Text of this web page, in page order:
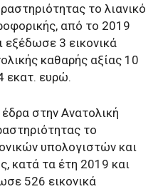
το λιανικό
από το 2019
3 εικονικά
καθαρής αξίας 10
εκατ. ευρώ.
στην Ανατολική
το
υπολογιστών και
κατά τα έτη 2019 και
526 εικονικά